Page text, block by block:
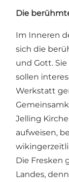
Die
Im Inneren
sich die
und Gott.
sollen
Werkstatt
Jelling
aufweisen,
Die Fresken
Landes,